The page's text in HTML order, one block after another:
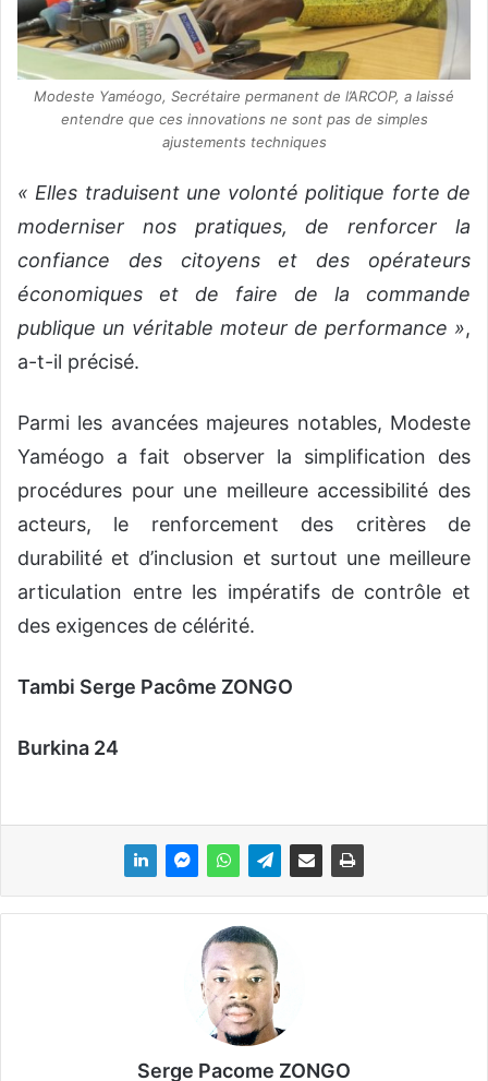
Modeste Yaméogo, Secrétaire permanent de l’ARCOP, a laissé
entendre que ces innovations ne sont pas de simples
ajustements techniques
« Elles traduisent une volonté politique forte de
moderniser nos pratiques, de renforcer la
confiance des citoyens et des opérateurs
économiques et de faire de la commande
publique un véritable moteur de performance »,
a-t-il précisé.
Parmi les avancées majeures notables, Modeste
Yaméogo a fait observer la simplification des
procédures pour une meilleure accessibilité des
acteurs, le renforcement des critères de
durabilité et d’inclusion et surtout une meilleure
articulation entre les impératifs de contrôle et
des exigences de célérité.
Tambi Serge Pacôme ZONGO
Burkina 24
Serge Pacome ZONGO